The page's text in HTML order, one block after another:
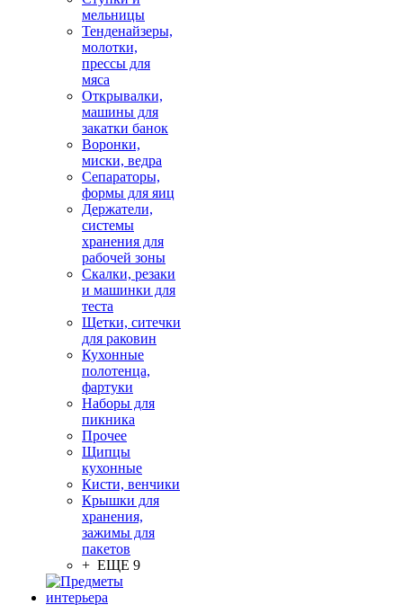
мельницы
Тенденайзеры,
молотки,
прессы для
мяса
Открывалки,
машины для
закатки банок
Воронки,
миски, ведра
Сепараторы,
формы для яиц
Держатели,
системы
хранения для
рабочей зоны
Скалки, резаки
и машинки для
теста
Щетки, ситечки
для раковин
Кухонные
полотенца,
фартуки
Наборы для
пикника
Прочее
Щипцы
кухонные
Кисти, венчики
Крышки для
хранения,
зажимы для
пакетов
+ ЕЩЕ 9